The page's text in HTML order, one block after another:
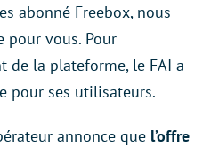
abonné Freebox, nous
pour vous. Pour
de la plateforme, le FAI a
pour ses utilisateurs.
annonce que l’offre